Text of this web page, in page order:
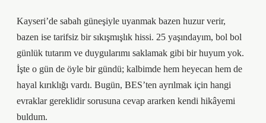
Kayseri’de sabah güneşiyle uyanmak bazen huzur verir,
bazen ise tarifsiz bir sıkışmışlık hissi. 25 yaşındayım, bol bol
günlük tutarım ve duygularımı saklamak gibi bir huyum yok.
İşte o gün de öyle bir gündü; kalbimde hem heyecan hem de
hayal kırıklığı vardı. Bugün, BES’ten ayrılmak için hangi
evraklar gereklidir sorusuna cevap ararken kendi hikâyemi
buldum.